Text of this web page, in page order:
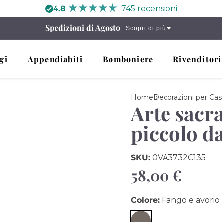
4.8 745 recensioni
Spedizioni di Agosto Scopri di più
Appendiabiti Bomboniere Rivenditori
HomeDecorazioni per
Arte
piccolo
SKU: 0VA3732C135
Prezzo
di
58,00 €
Colore: Fango e avorio